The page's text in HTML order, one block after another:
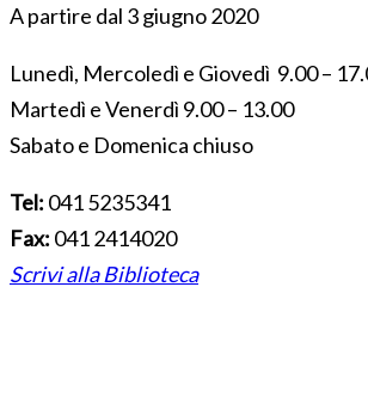
A partire dal 3 giugno 2020
Lunedì, Mercoledì e Giovedì 9.00 –
Martedì e Venerdì 9.00 – 13.00
Sabato e Domenica chiuso
Tel: 041 5235341
Fax: 041 2414020
Scrivi alla Biblioteca